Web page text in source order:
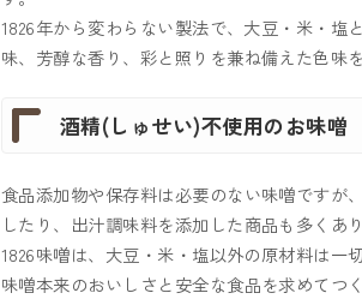
1826年から変わらない製法で、大豆・米・塩
味、芳醇な香り、彩と照りを兼ね備えた色味
酒精(しゅせい)不使用のお味噌
食品添加物や保存料は必要のない味噌󠄀ですが
したり、出汁調味料を添加した商品も多くあり
1826味噌は、大豆・米・塩以外の原材料は一
味噌󠄀本来のおいしさと安全な食品を求めてつ